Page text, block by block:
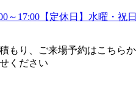
～17:00【定休日】水曜・祝
もり、ご来場予約はこちら
ください